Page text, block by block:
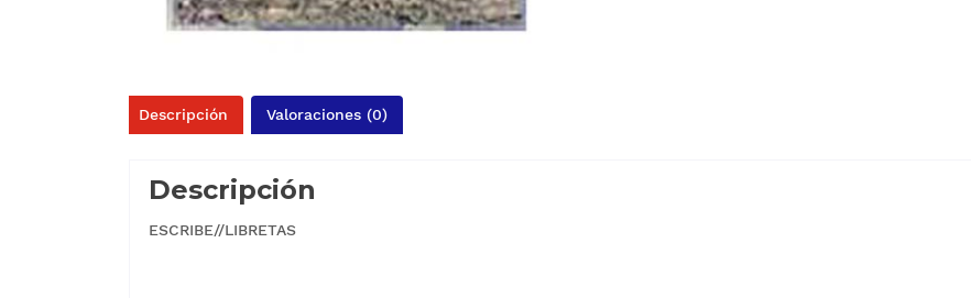
Descripción Valoraciones (0)
Descripción
ESCRIBE//LIBRETAS